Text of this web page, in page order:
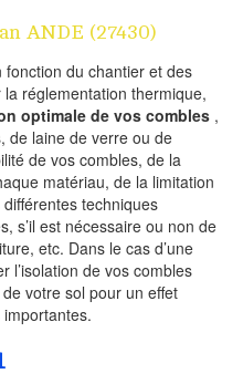
ANDE (27430)
fonction du chantier et des
réglementation thermique,
optimale de vos combles ,
de laine de verre ou de
de vos combles, de la
matériau, de la limitation
techniques
s’il est nécessaire ou non de
etc. Dans le cas d’une
l’isolation de vos combles
votre sol pour un effet